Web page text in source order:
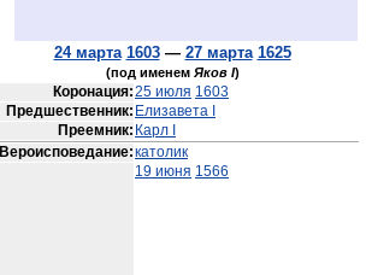
24 марта 1603— 27 марта 1625
(под именем Яков I)
Коронация:25 июля 1603
Предшественник: Елизавета I
Преемник: Карл I
Вероисповедание:католик
19 июня 1566